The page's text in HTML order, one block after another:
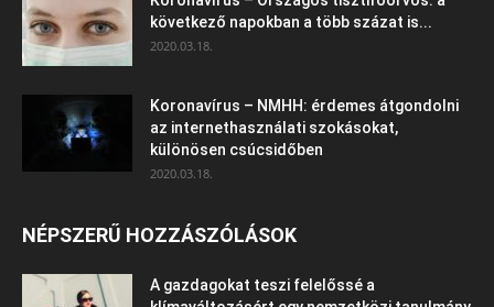
következő napokban a több százat is...
2020.03.18.
Koronavírus – NMHH: érdemes átgondolni
az internethasználati szokásokat,
különösen csúcsidőben
2020.03.18.
NÉPSZERŰ HOZZÁSZÓLÁSOK
A gazdagokat teszi felelőssé a